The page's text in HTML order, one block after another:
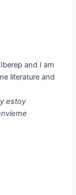
and I am
literature and
estoy